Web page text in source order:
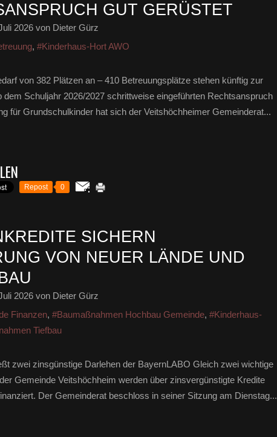
GUT GERÜSTET
2026 von Dieter Gürz
, #Kinderhaus-Hort AWO
von 382 Plätzen an – 410 Betreuungsplätze stehen künftig zur
dem Schuljahr 2026/2027 schrittweise eingeführten Rechtsanspruch
für Grundschulkinder hat sich der Veitshöchheimer Gemeinderat...
Repost 0
SICHERN
VON NEUER LÄNDE UND
2026 von Dieter Gürz
Finanzen, #Baumaßnahmen Hochbau Gemeinde, #Kinderhaus-
Tiefbau
zwei zinsgünstige Darlehen der BayernLABO Gleich zwei wichtige
Gemeinde Veitshöchheim werden über zinsvergünstigte Kredite
Der Gemeinderat beschloss in seiner Sitzung am Dienstag...